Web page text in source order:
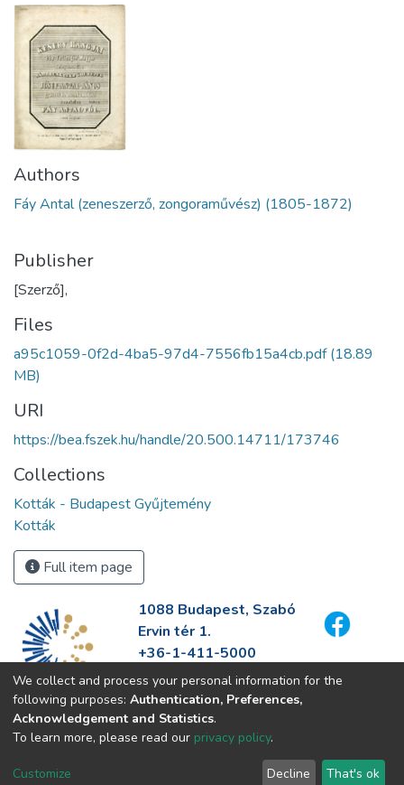
Authors
Fáy Antal (zeneszerző, zongoraművész) (1805-1872)
Publisher
[Szerző],
Files
a95c1059-0f2d-4ba5-97d4-7556fb15a4cb.pdf(18.89
MB)
URI
https://bea.fszek.hu/handle/20.500.14711/173746
Collections
Kották - Budapest Gyűjtemény
Kották
Full item page
1088 Budapest, Szabó
Ervin tér 1.
+36-1-411-5000
info@fszek.hu
https://fszek.hu
We collect and process your personal information for the
following purposes: Authentication, Preferences,
Acknowledgement and Statistics.
To learn more, please read our privacy policy.
Customize Decline That's ok